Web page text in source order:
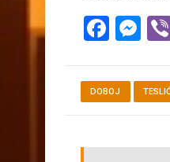
DOBOJ